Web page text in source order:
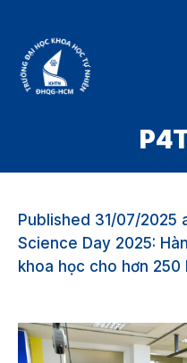
Published 31/07/2025
Science Day 2025:
khoa học cho hơn